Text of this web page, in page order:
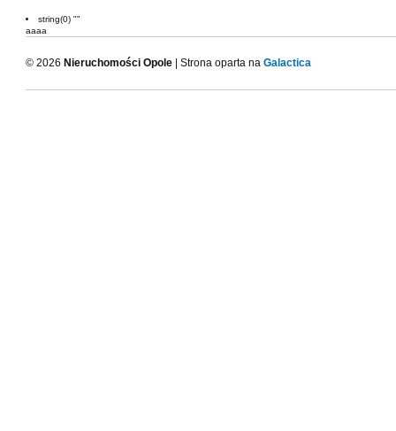
string(0) ""
aaaa
© 2026 Nieruchomości Opole | Strona oparta na Galactica